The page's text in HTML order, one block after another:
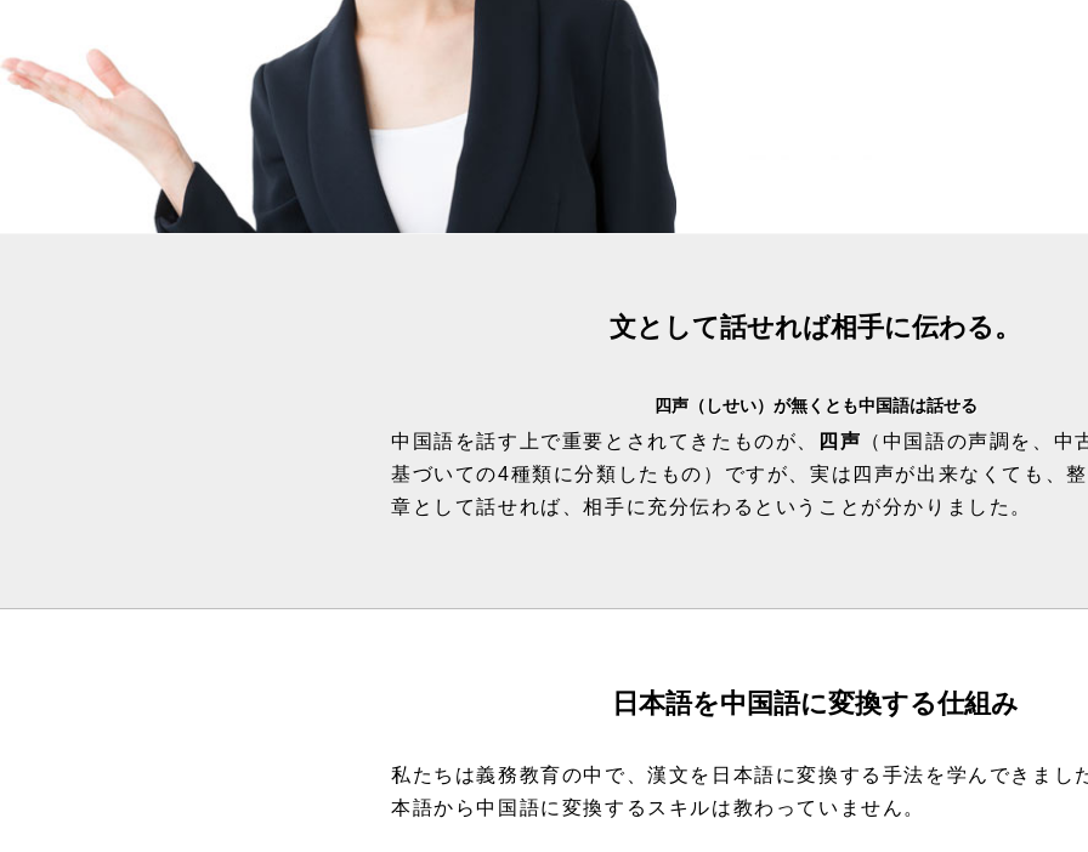
文として話せれば相手に伝わる。
四声（しせい）が無くとも中国語は話せる
中国語を話す上で重要とされてきたものが、 四声 （中国語の声調を、中
基づいての4種類に分類したもの）ですが、実は四声が出来なくても、
章として話せれば、相手に充分伝わるということが分かりました。
日本語を中国語に変換する仕組み
私たちは義務教育の中で、漢文を日本語に変換する手法を学んできまし
本語から中国語に変換するスキルは教わっていません。